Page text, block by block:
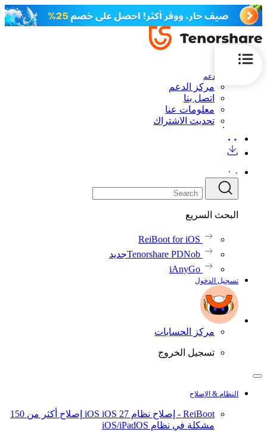
الدعم
مركز الدعم
اتصل بنا
معلومات عنا
تحديث الاشتراك
البحث السريع
ReiBoot for iOS
Tenorshare PDNobجديد
iAnyGo
تسجيل الدخول
مركز الحسابات
تسجيل الخروج
النظام & الإصلاح
ReiBoot - إصلاح نظام iOS iOS 27
إصلاح أكثر من 150
مشكلة في نظام iOS/iPadOS